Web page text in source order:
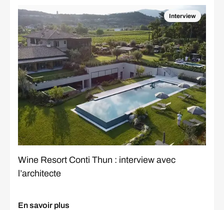
Interview
Wine Resort Conti Thun : interview avec
l’architecte
En savoir plus